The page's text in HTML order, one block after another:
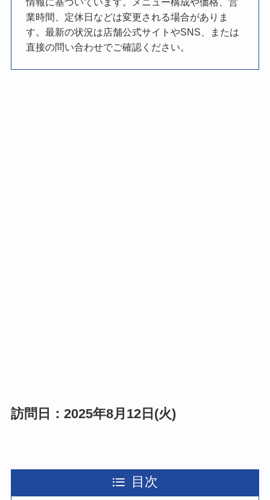
業時間、定休日などは変更される場合がありま
す。最新の状況は店舗公式サイトやSNS、または
直接の問い合わせでご確認ください。
訪問日：2025年8月12日(火)
目次